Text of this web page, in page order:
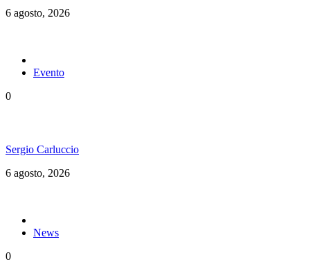
6 agosto, 2026
Evento
0
Sergio Carluccio
6 agosto, 2026
News
0